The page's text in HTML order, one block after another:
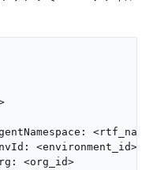
<environment_id>
<org_id>